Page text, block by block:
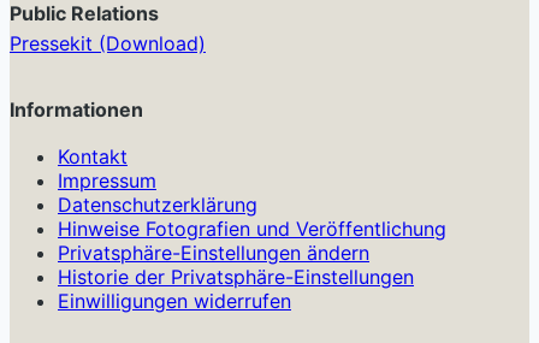
Public Relations
Pressekit (Download)
Informationen
Kontakt
Impressum
Datenschutzerklärung
Hinweise Fotografien und Veröffentlichung
Privatsphäre-Einstellungen ändern
Historie der Privatsphäre-Einstellungen
Einwilligungen widerrufen